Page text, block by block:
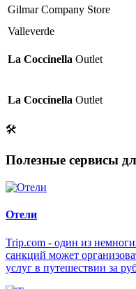
Gilmar Company Store
Valleverde
La Coccinella Outlet
La Coccinella Outlet
🛠
Полезные сервисы
Отели
Trip.com - один из
санкций может
услуг в путешествии за